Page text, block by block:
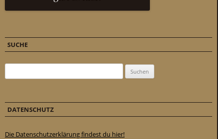
SUCHE
DATENSCHUTZ
Die Datenschutzerklärung findest du hier!